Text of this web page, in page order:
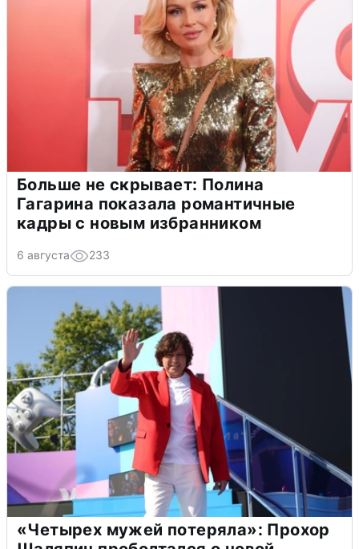
Больше не скрывает: Полина
Гагарина показала романтичные
кадры с новым избранником
6 августа 233
«Четырех мужей потеряла»: Прохор